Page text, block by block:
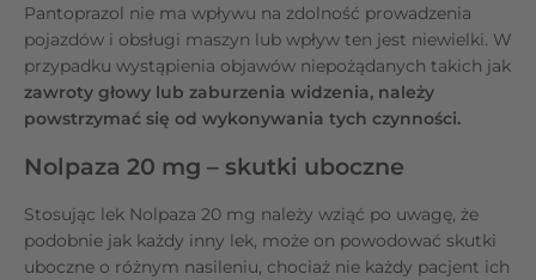
Pantoprazol nie ma wpływu na zdolność prowadzenia
pojazdów i obsługi maszyn lub wpływ ten jest niewielki. W
przypadku wystąpienia objawów niepożądanych takich jak
zawroty głowy lub zaburzenia widzenia, należy
powstrzymać się od wykonywania tych czynności.
Nolpaza 20 mg – skutki uboczne
Stosując lek Nolpaza 20 mg należy wziąć po uwagę, że
podobnie jak każdy inny lek, może on powodować skutki
uboczne o różnym nasileniu, chociaż nie każdy pacjent ich